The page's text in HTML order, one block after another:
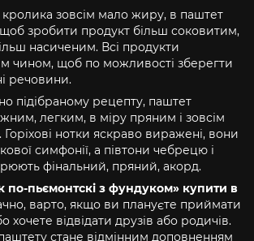
кролика зовсім мало жиру, в паштет
зробити продукт більш соковитим,
насиченим. Всі продукти
чином, щоб по можливості зберегти
речовини.
підібраному рецепту, паштет
легким, в міру пряним і зовсім
нотки яскраво виражені, вони
симфонії, а півтони чебрецю і
фінальний, пряний, акорд.
по-пьємонтскі з фундуком» купити в
варто, якщо ви плануєте приймати
хочете відвідати друзів або родичів.
стане відмінним доповненням